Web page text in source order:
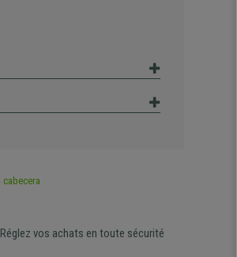
Réglez vos achats en toute sécurité